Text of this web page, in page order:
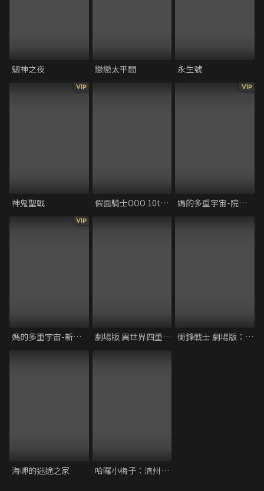
魍神之夜 戀戀太平間 永生號
VIP
神鬼聖戰 假面騎士OOO 10th 復活的核心硬幣
VIP
媽的多重宇宙-院線版
VIP
媽的多重宇宙-新譯版 劇場版 異世界四重奏 ～Another World～ 衝鋒戰士 劇場版：翁法洛斯島的秘密
海岬的迷途之家 哈囉小梅子：濟州島的秘密